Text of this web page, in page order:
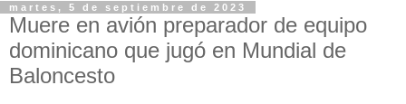
martes, 5 de septiembre de 2023
Muere en avión preparador de equipo
dominicano que jugó en Mundial de
Baloncesto